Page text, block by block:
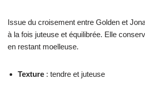
Issue du croisement entre Golden et
à la fois juteuse et équilibrée. Elle
en restant moelleuse.
Texture : tendre et juteuse